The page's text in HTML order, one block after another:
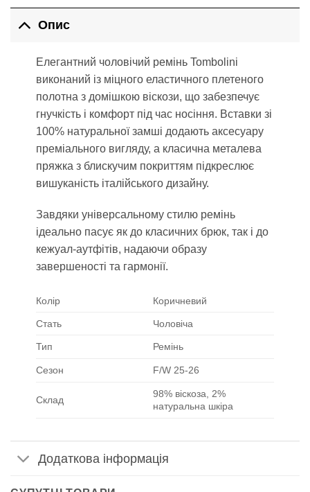
Опис
Елегантний чоловічий ремінь Tombolini
виконаний із міцного еластичного плетеного
полотна з домішкою віскози, що забезпечує
гнучкість і комфорт під час носіння. Вставки зі
100% натуральної замші додають аксесуару
преміального вигляду, а класична металева
пряжка з блискучим покриттям підкреслює
вишуканість італійського дизайну.
Завдяки універсальному стилю ремінь
ідеально пасує як до класичних брюк, так і до
кежуал-аутфітів, надаючи образу
завершеності та гармонії.
Колір Коричневий
Стать Чоловіча
Тип Ремінь
Сезон F/W 25-26
Склад
98% віскоза, 2%
натуральна шкіра
Додаткова інформація